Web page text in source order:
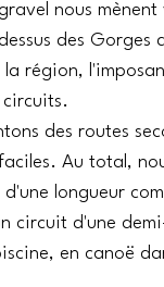
nous
des
la région,
des routes
Au total,
d'une longueur
circuit d'une
en canoë